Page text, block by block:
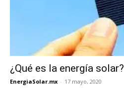
¿Qué es la energía solar?
EnergiaSolar.mx - 17 mayo, 2020